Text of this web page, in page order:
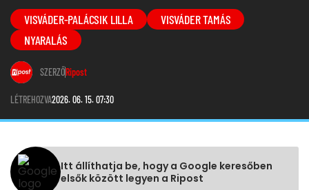
VISVÁDER-PALÁCSIK LILLA
VISVÁDER TAMÁS
NYARALÁS
SZERZŐRipost
LÉTREHOZVA2026. 06. 15. 07:30
Itt állíthatja be, hogy a Google keresőben
elsők között legyen a Ripost